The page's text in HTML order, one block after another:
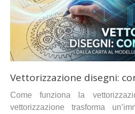
Vettorizzazione disegni:
Come funziona la
vettorizzazione trasforma